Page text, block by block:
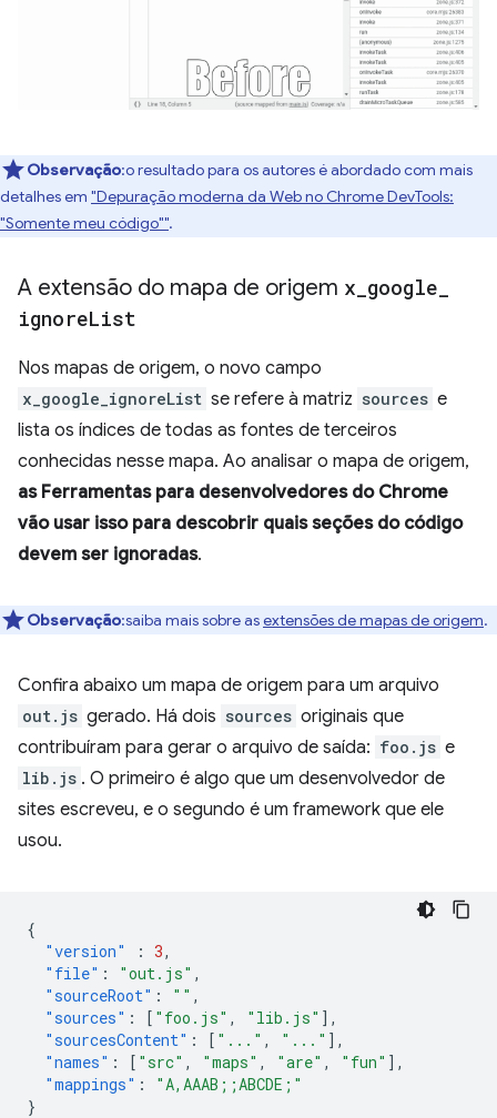
Observação:o resultado para os autores é abordado com mais
detalhes em "Depuração moderna da Web no Chrome DevTools:
"Somente meu código"".
A extensão do mapa de origem x google
ignoreList
Nos mapas de origem, o novo campo
x_google_ignoreList se refere à matriz sources e
lista os índices de todas as fontes de terceiros
conhecidas nesse mapa. Ao analisar o mapa de origem,
as Ferramentas para desenvolvedores do Chrome
vão usar isso para descobrir quais seções do código
devem ser ignoradas.
Observação:saiba mais sobre asextensões de mapas de origem.
Confira abaixo um mapa de origem para um arquivo
out.js gerado. Há dois sources originais que
contribuíram para gerar o arquivo de saída: foo.js e
lib.js . O primeiro é algo que um desenvolvedor de
sites escreveu, e o segundo é um framework que ele
usou.
{
"version"
: 3,
"file" : "out.js" ,
"sourceRoot" : "" ,
"sources" : [ "foo.js" , "lib.js" ],
"sourcesContent" : [ "..." , "..." ],
"names" : [ "src" , "maps" , "are" , "fun" ],
"mappings" :
"A,AAAB;;ABCDE;"
}